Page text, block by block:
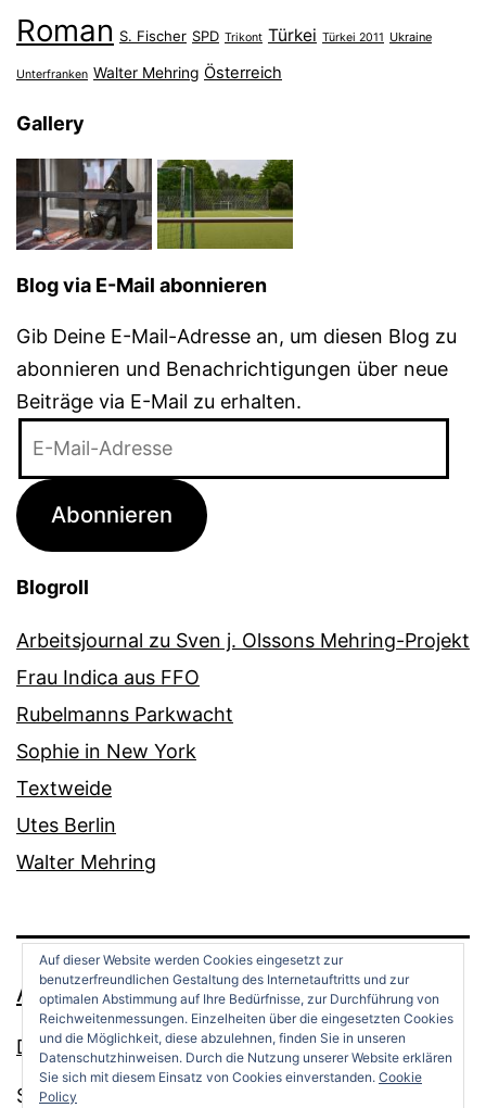
Roman S. Fischer SPD Trikont Türkei Türkei 2011 Ukraine
Unterfranken Walter Mehring Österreich
Gallery
Blog via E-Mail abonnieren
Gib Deine E-Mail-Adresse an, um diesen Blog zu
abonnieren und Benachrichtigungen über neue
Beiträge via E-Mail zu erhalten.
Adresse
Abonnieren
Blogroll
Arbeitsjournal zu Sven j. Olssons Mehring-Projekt
Frau Indica aus FFO
Rubelmanns Parkwacht
Sophie in New York
Textweide
Utes Berlin
Walter Mehring
ANDREAS OPPERMANN
Datenschutz
Stolz präsentiert von
Auf dieser Website werden Cookies eingesetzt zur
benutzerfreundlichen Gestaltung des Internetauftritts und zur
optimalen Abstimmung auf Ihre Bedürfnisse, zur Durchführung von
Reichweitenmessungen. Einzelheiten über die eingesetzten Cookies
und die Möglichkeit, diese abzulehnen, finden Sie in unseren
Datenschutzhinweisen. Durch die Nutzung unserer Website erklären
Sie sich mit diesem Einsatz von Cookies einverstanden. Cookie
Policy